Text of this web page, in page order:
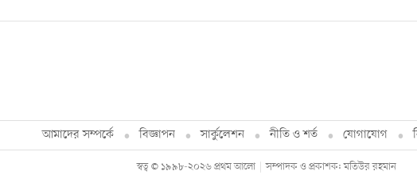
আমাদের সম্পর্কে বিজ্ঞাপন সার্কুলেশন নীতি ও শর্ত যোগাযোগ
স্বত্ব © ১৯৯৮-২০২৬ প্রথম আলো সম্পাদক ও প্রকাশক: মতিউর রহমান